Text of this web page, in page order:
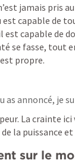
jamais pris
capable de
est capable de
se fasse, tout
propre.
as annoncé, je
La crainte
la puissance et
sur le